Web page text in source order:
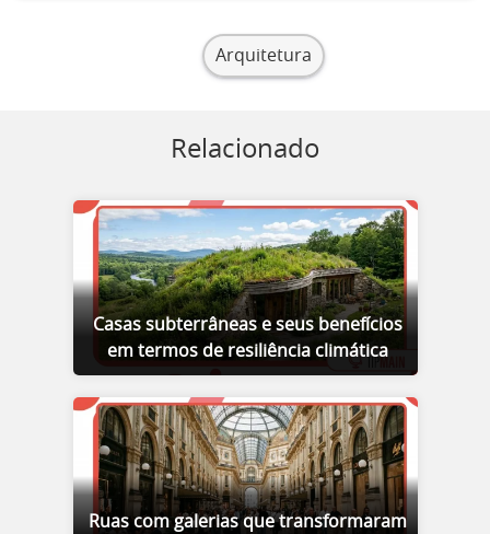
Arquitetura
Relacionado
Casas subterrâneas e seus benefícios
em termos de resiliência climática
Ruas com galerias que transformaram